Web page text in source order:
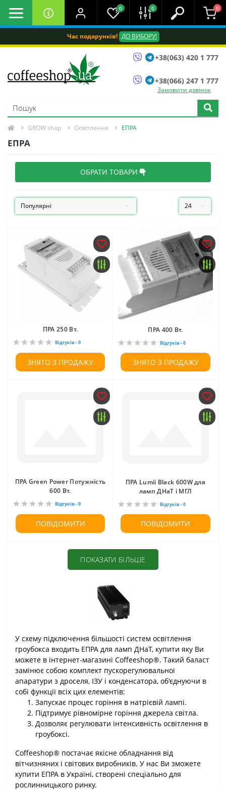
Час подарунків! ДО ВИБОРУ!
0 0 0
+38(063) 420 1 777
+38(066) 247 1 777
Замовити дзвінок
GROW shop Освітлення ЕПРА
ЕПРА
ОБРАТИ ТОВАРИ
ПРА 250 Вт.
Відгуків - 0
ЗНЯТО З ПРОДАЖУ
ПРА 400 Вт.
Відгуків - 0
ЗНЯТО З ПРОДАЖУ
ПРА Green Power Потужність
600 Вт.
Відгуків - 0
ПОВІДОМИТИ
ПРА Lumii Black 600W для
ламп ДНаТ і МГЛ
Відгуків - 0
ПОВІДОМИТИ
ПОКАЗАТИ БІЛЬШЕ
У схему підключення більшості систем освітлення
гроубокса входить ЕПРА для ламп ДНаТ, купити яку Ви
можете в інтернет-магазині Coffeeshop®. Такий баласт
замінює собою комплект пускорегулювальної
апаратури з дроселя, ІЗУ і конденсатора, об'єднуючи в
собі функції всіх цих елементів:
Запускає процес горіння в натрієвій лампі.
Підтримує рівномірне горіння джерела світла.
Дозволяє регулювати інтенсивність освітлення в
гроубоксі.
Coffeeshop® постачає якісне обладнання від
вітчизняних і світових виробників. У нас Ви зможете
купити ЕПРА в Україні, створені спеціально для
рослинницького ринку.